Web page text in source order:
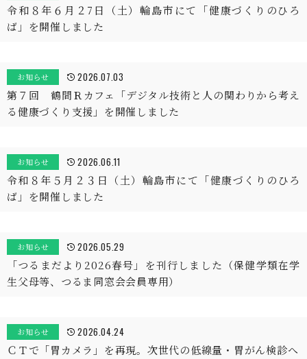
令和８年６月２7日（土）輪島市にて「健康づくりのひろ
ば」を開催しました
お知らせ 2026.07.03
第７回 鶴間Ｒカフェ「デジタル技術と人の関わりから考え
る健康づくり支援」を開催しました
お知らせ 2026.06.11
令和８年５月２３日（土）輪島市にて「健康づくりのひろ
ば」を開催しました
お知らせ 2026.05.29
「つるまだより2026春号」を刊行しました（保健学類在学
生父母等、つるま同窓会会員専用）
お知らせ 2026.04.24
ＣＴで「胃カメラ」を再現。次世代の低線量・胃がん検診へ